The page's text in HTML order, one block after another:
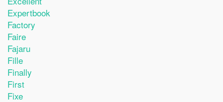
Expertbook
Factory
Faire
Fajaru
Fille
Finally
First
Fixe